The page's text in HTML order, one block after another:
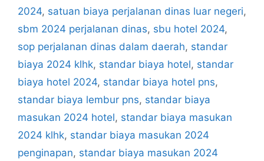
2024, satuan biaya perjalanan dinas luar negeri,
sbm 2024 perjalanan dinas, sbu hotel 2024,
sop perjalanan dinas dalam daerah, standar
biaya 2024 klhk, standar biaya hotel, standar
biaya hotel 2024, standar biaya hotel pns,
standar biaya lembur pns, standar biaya
masukan 2024 hotel, standar biaya masukan
2024 klhk, standar biaya masukan 2024
penginapan, standar biaya masukan 2024